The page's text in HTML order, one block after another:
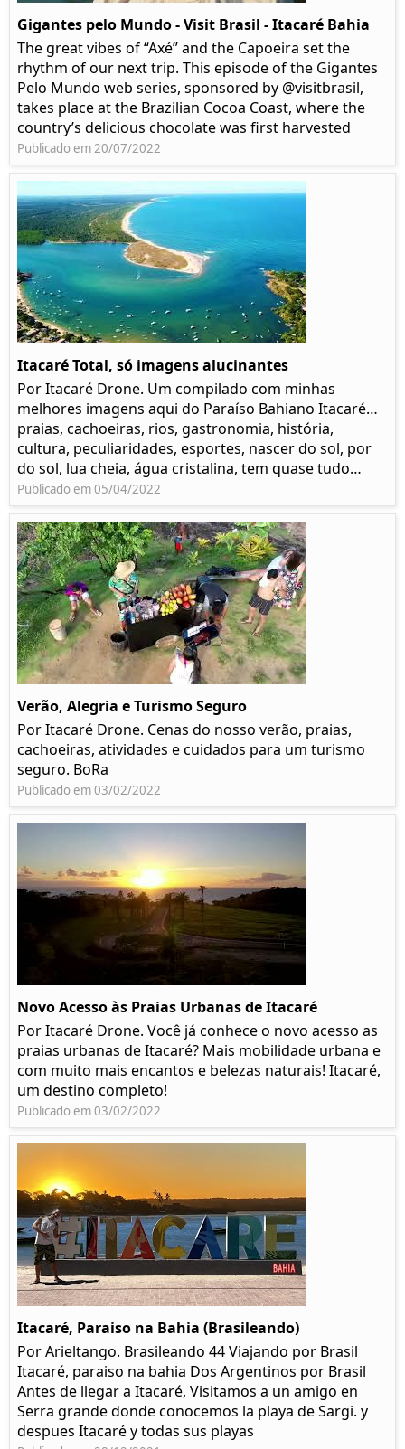
Gigantes pelo Mundo - Visit Brasil - Itacaré Bahia
The great vibes of “Axé” and the Capoeira set the
rhythm of our next trip. This episode of the Gigantes
Pelo Mundo web series, sponsored by @visitbrasil,
takes place at the Brazilian Cocoa Coast, where the
country’s delicious chocolate was first harvested
Publicado em 20/07/2022
Itacaré Total, só imagens alucinantes
Por Itacaré Drone. Um compilado com minhas
melhores imagens aqui do Paraíso Bahiano Itacaré…
praias, cachoeiras, rios, gastronomia, história,
cultura, peculiaridades, esportes, nascer do sol, por
do sol, lua cheia, água cristalina, tem quase tudo…
Publicado em 05/04/2022
Verão, Alegria e Turismo Seguro
Por Itacaré Drone. Cenas do nosso verão, praias,
cachoeiras, atividades e cuidados para um turismo
seguro. BoRa
Publicado em 03/02/2022
Novo Acesso às Praias Urbanas de Itacaré
Por Itacaré Drone. Você já conhece o novo acesso as
praias urbanas de Itacaré? Mais mobilidade urbana e
com muito mais encantos e belezas naturais! Itacaré,
um destino completo!
Publicado em 03/02/2022
Itacaré, Paraiso na Bahia (Brasileando)
Por Arieltango. Brasileando 44 Viajando por Brasil
Itacaré, paraiso na bahia Dos Argentinos por Brasil
Antes de llegar a Itacaré, Visitamos a un amigo en
Serra grande donde conocemos la playa de Sargi. y
despues Itacaré y todas sus playas